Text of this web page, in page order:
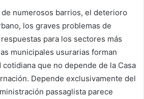
numerosos barrios, el deterioro
los graves problemas de
para los sectores más
municipales usurarias forman
que no depende de la Casa
Depende exclusivamente del
passaglista parece